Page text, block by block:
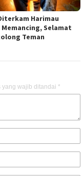
Harimau
Selamat
Teman
yang wajib ditandai *